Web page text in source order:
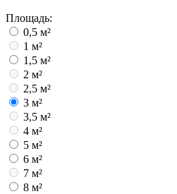
Площадь:
0,5 м²
1 м²
1,5 м²
2 м²
2,5 м²
3 м²
3,5 м²
4 м²
5 м²
6 м²
7 м²
8 м²